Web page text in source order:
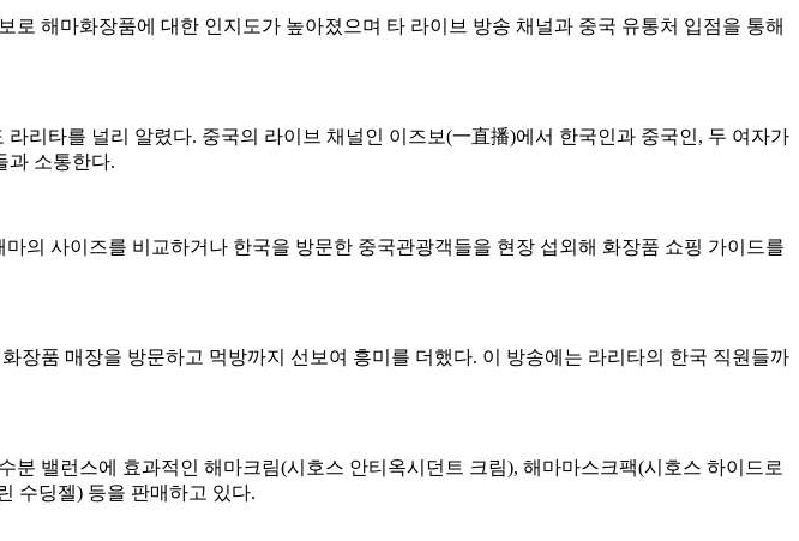
해마화장품에 대한 인지도가 높아졌으며 타 라이브 방송 채널과 중국 유통처 입점을 통해
리타를 널리 알렸다. 중국의 라이브 채널인 이즈보(一直播)에서 한국인과 중국인, 두 여자가
과 소통한다.
의 사이즈를 비교하거나 한국을 방문한 중국관광객들을 현장 섭외해 화장품 쇼핑 가이드를
품 매장을 방문하고 먹방까지 선보여 흥미를 더했다. 이 방송에는 라리타의 한국 직원들까
밸런스에 효과적인 해마크림(시호스 안티옥시던트 크림), 해마마스크팩(시호스 하이드로
수딩젤) 등을 판매하고 있다.